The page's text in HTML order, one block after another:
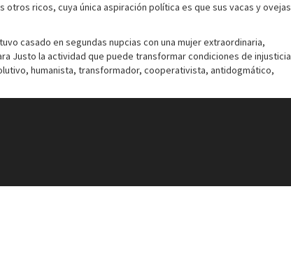
ricos, cuya única aspiración política es que sus vacas y ovejas
casado en segundas nupcias con una mujer extraordinaria,
Justo la actividad que puede transformar condiciones de injusticia
humanista, transformador, cooperativista, antidogmático,